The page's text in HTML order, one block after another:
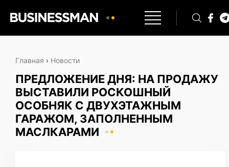
Главная › Новости
ПРЕДЛОЖЕНИЕ ДНЯ: НА ПРОДАЖУ
ВЫСТАВИЛИ РОСКОШНЫЙ
ОСОБНЯК С ДВУХЭТАЖНЫМ
ГАРАЖОМ, ЗАПОЛНЕННЫМ
МАСЛКАРАМИ